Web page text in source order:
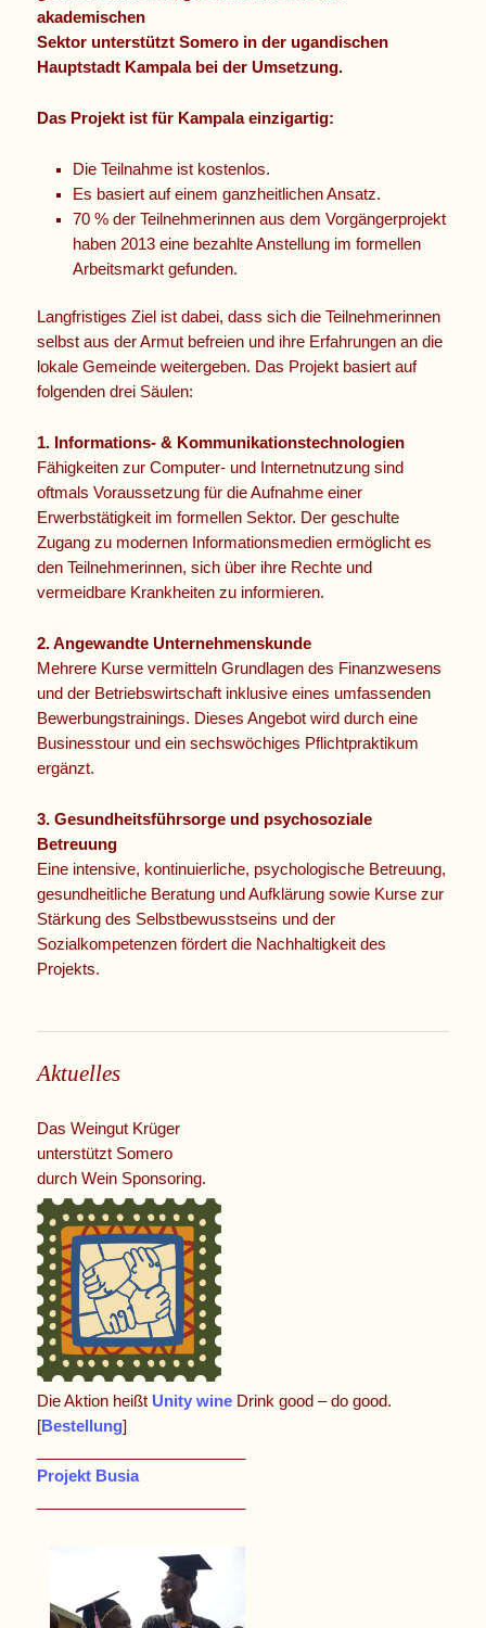
akademischen
Sektor unterstützt Somero in der ugandischen
Hauptstadt Kampala bei der Umsetzung.
Das Projekt ist für Kampala einzigartig:
Die Teilnahme ist kostenlos.
Es basiert auf einem ganzheitlichen Ansatz.
70 % der Teilnehmerinnen aus dem Vorgängerprojekt
haben 2013 eine bezahlte Anstellung im formellen
Arbeitsmarkt gefunden.
Langfristiges Ziel ist dabei, dass sich die Teilnehmerinnen
selbst aus der Armut befreien und ihre Erfahrungen an die
lokale Gemeinde weitergeben. Das Projekt basiert auf
folgenden drei Säulen:
1. Informations- & Kommunikationstechnologien
Fähigkeiten zur Computer- und Internetnutzung sind
oftmals Voraussetzung für die Aufnahme einer
Erwerbstätigkeit im formellen Sektor. Der geschulte
Zugang zu modernen Informationsmedien ermöglicht es
den Teilnehmerinnen, sich über ihre Rechte und
vermeidbare Krankheiten zu informieren.
2. Angewandte Unternehmenskunde
Mehrere Kurse vermitteln Grundlagen des Finanzwesens
und der Betriebswirtschaft inklusive eines umfassenden
Bewerbungstrainings. Dieses Angebot wird durch eine
Businesstour und ein sechswöchiges Pflichtpraktikum
ergänzt.
3. Gesundheitsführsorge und psychosoziale
Betreuung
Eine intensive, kontinuierliche, psychologische Betreuung,
gesundheitliche Beratung und Aufklärung sowie Kurse zur
Stärkung des Selbstbewusstseins und der
Sozialkompetenzen fördert die Nachhaltigkeit des
Projekts.
Aktuelles
Das Weingut Krüger
unterstützt Somero
durch Wein Sponsoring.
Die Aktion heißt Unity wine Drink good – do good.
[Bestellung]
Projekt Busia